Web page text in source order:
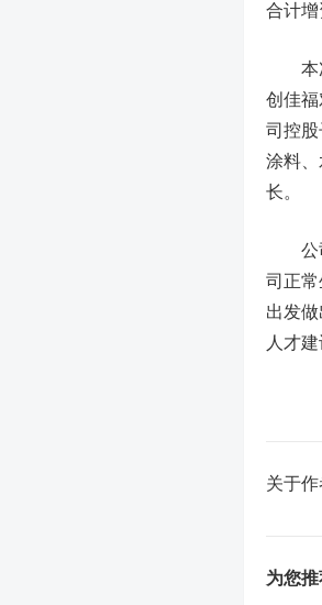
合计
本次
创佳
司控
涂料
长。
公司
司正
出发
人才
关于作
为您